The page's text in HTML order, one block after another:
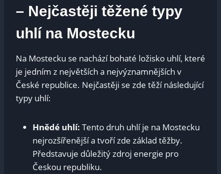
– Nejčastěji těžené typy
uhlí na Mostecku
Na Mostecku se nachází bohaté ložisko uhlí, které
⁤je jedním z největších a nejvýznamnějších v
České republice. Nejčastěji se zde těží následující
typy uhlí:
Hnědé uhlí: Tento druh uhlí je na Mostecku
nejrozšířenější a tvoří zde základ těžby.
Představuje důležitý‍ zdroj energie pro
Českou republiku.